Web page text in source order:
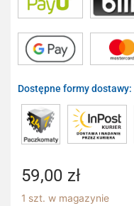
Dostępne formy dostawy:
59,00 zł
1 szt. w magazynie